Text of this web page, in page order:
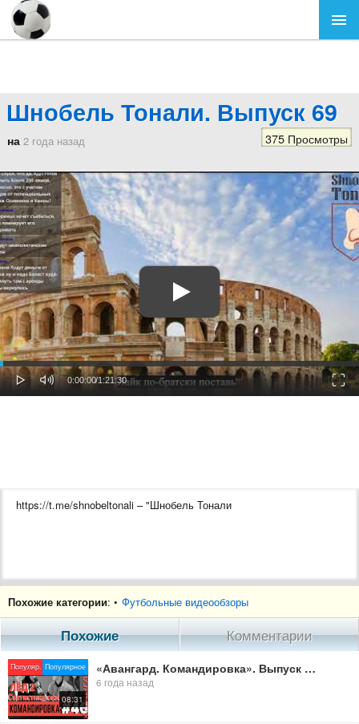
Шнобель Тонали. Выпуск 69
на 2 года назад 375 Просмотры
Play Mute
Current
0:00:00/Duration
1:21:30
https://t.me/shnobeltonali – "Шнобель Тонали
Похожие категории: • Футбольные видеообзоры
Похожие Комментарии
Популяр. Популярное
08:31
«Авангард. Командировка». Выпуск #46
6 года назад